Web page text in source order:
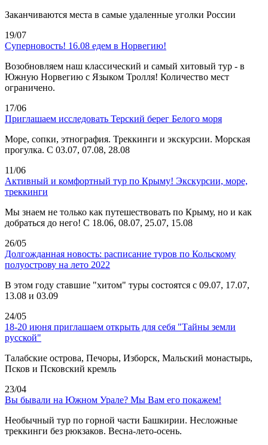
Заканчиваются места в самые удаленные уголки России
19/07
Суперновость! 16.08 едем в Норвегию!
Возобновляем наш классический и самый хитовый тур - в
Южную Норвегию с Языком Тролля! Количество мест
ограничено.
17/06
Приглашаем исследовать Терский берег Белого моря
Море, сопки, этнография. Треккинги и экскурсии. Морская
прогулка. С 03.07, 07.08, 28.08
11/06
Активный и комфортный тур по Крыму! Экскурсии, море,
треккинги
Мы знаем не только как путешествовать по Крыму, но и как
добраться до него! С 18.06, 08.07, 25.07, 15.08
26/05
Долгожданная новость: расписание туров по Кольскому
полуострову на лето 2022
В этом году ставшие "хитом" туры состоятся с 09.07, 17.07,
13.08 и 03.09
24/05
18-20 июня приглашаем открыть для себя "Тайны земли
русской"
Талабские острова, Печоры, Изборск, Мальский монастырь,
Псков и Псковский кремль
23/04
Вы бывали на Южном Урале? Мы Вам его покажем!
Необычный тур по горной части Башкирии. Несложные
треккинги без рюкзаков. Весна-лето-осень.